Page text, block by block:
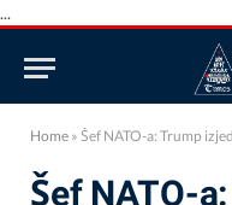
...
Home » Šef NATO-a: Trump
Šef NATO-